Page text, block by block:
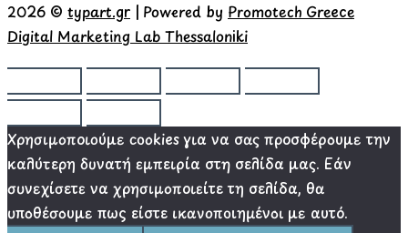
2026 © typart.gr | Powered by Promotech Greece
Digital Marketing Lab Thessaloniki
Χρησιμοποιούμε cookies για να σας προσφέρουμε την
καλύτερη δυνατή εμπειρία στη σελίδα μας. Εάν
συνεχίσετε να χρησιμοποιείτε τη σελίδα, θα
υποθέσουμε πως είστε ικανοποιημένοι με αυτό.